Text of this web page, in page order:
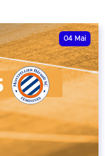
04 Mai